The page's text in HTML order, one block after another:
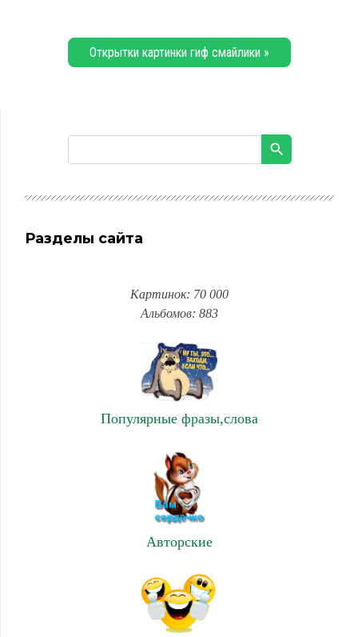
Открытки картинки гиф смайлики »
Разделы сайта
Картинок: 70 000
Альбомов: 883
Популярные фразы,слова
Авторские